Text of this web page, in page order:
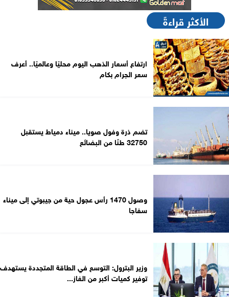
الأكثر قراءةً
ارتفاع أسعار الذهب اليوم محليًا وعالميًا.. أعرف
سعر الجرام بكام
تضم ذرة وفول صويا.. ميناء دمياط يستقبل
32750 طنًا من البضائع
وصول 1470 رأس عجول حية من جيبوتي إلى ميناء
سفاجا
وزير البترول: التوسع في الطاقة المتجددة يستهدف
توفير كميات أكبر من الغاز...